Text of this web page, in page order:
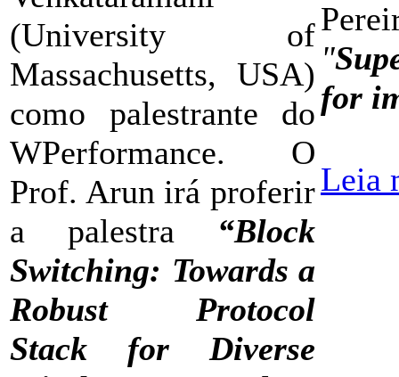
(University of
Massachusetts, USA)
como palestrante do
WPerformance. O
Prof. Arun irá proferir
a palestra “Block
Switching: Towards a
Robust Protocol
Stack for Diverse
"
for
Leia